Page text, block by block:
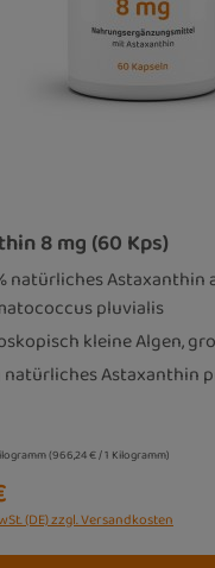
8 mg (60 Kps)
natürliches Astaxanthin
pluvialis
kleine Algen,
natürliches Astaxanthin
(966,24 € / 1 Kilogramm)
(DE) zzgl. Versandkosten